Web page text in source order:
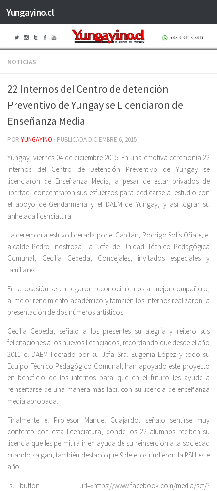
Saltar al contenido
Yungayino.cl
NOTICIAS
22 Internos del Centro de detención
Preventivo de Yungay se Licenciaron de
Enseñanza Media
POR YUNGAYINO · PUBLICADA DICIEMBRE 6, 2015
Yungay, viernes 04 de diciembre 2015: En una emotiva ceremonia 22
Internos del Centro de Detención Preventivo de Yungay se
licenciaron de Enseñanza Media, a pesar de estar privados de
libertad, concentraron sus esfuerzos para dedicarse al estudio con
el apoyo de Gendarmería y el DAEM de Yungay, y así lograr su
anhelada licenciatura.
La ceremonia estuvo liderada por el Capitán, Rodrigo Solís Oñate, el
alcalde Pedro Inostroza, la Jefa de Unidad Técnico Pedagógica
Comunal, Cecilia Cepeda, Concejales, invitados especiales y
familiares.
En la ocasión se entregaron reconocimientos al mejor compañero,
al mejor rendimiento académico y también los internos realizaron la
presentación de dos números artísticos.
Cecilia Cepeda, señaló a los presentes su alegría y reiteró sus
felicitaciones a los nuevos licenciados, recordando que desde el año
2011 el DAEM liderado por su Jefa Sra. Eugenia López y todo su
Equipo Técnico Pedagógico Comunal, han apoyado este proyecto
en beneficio de los internos para que en el futuro les ayude a
reinsertarse de una manera más fácil con su licencia de enseñanza
media aprobada.
Finalmente el Profesor Manuel Guajardo, señalo sentirse muy
contento con esta licenciatura, donde los 22 alumnos reciben su
licencia que les permitirá ir en ayuda de su reinserción a la sociedad
cuando salgan, también destacó que 9 de ellos rindieron la PSU este
año.
[su_button url=»https://www.facebook.com/media/set/?